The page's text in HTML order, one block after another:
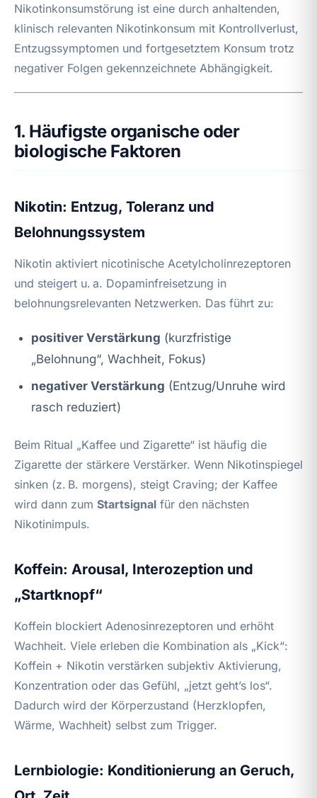
Nikotinkonsumstörung ist eine durch anhaltenden,
klinisch relevanten Nikotinkonsum mit Kontrollverlust,
Entzugssymptomen und fortgesetztem Konsum trotz
negativer Folgen gekennzeichnete Abhängigkeit.
1. Häufigste organische oder
biologische Faktoren
Nikotin: Entzug, Toleranz und
Belohnungssystem
Nikotin aktiviert nicotinische Acetylcholinrezeptoren
und steigert u. a. Dopaminfreisetzung in
belohnungsrelevanten Netzwerken. Das führt zu:
positiver Verstärkung (kurzfristige
„Belohnung“, Wachheit, Fokus)
negativer Verstärkung (Entzug/Unruhe wird
rasch reduziert)
Beim Ritual „Kaffee und Zigarette“ ist häufig die
Zigarette der stärkere Verstärker. Wenn Nikotinspiegel
sinken (z. B. morgens), steigt Craving; der Kaffee
wird dann zum Startsignal für den nächsten
Nikotinimpuls.
Koffein: Arousal, Interozeption und
„Startknopf“
Koffein blockiert Adenosinrezeptoren und erhöht
Wachheit. Viele erleben die Kombination als „Kick“:
Koffein + Nikotin verstärken subjektiv Aktivierung,
Konzentration oder das Gefühl, „jetzt geht’s los“.
Dadurch wird der Körperzustand (Herzklopfen,
Wärme, Wachheit) selbst zum Trigger.
Lernbiologie: Konditionierung an Geruch,